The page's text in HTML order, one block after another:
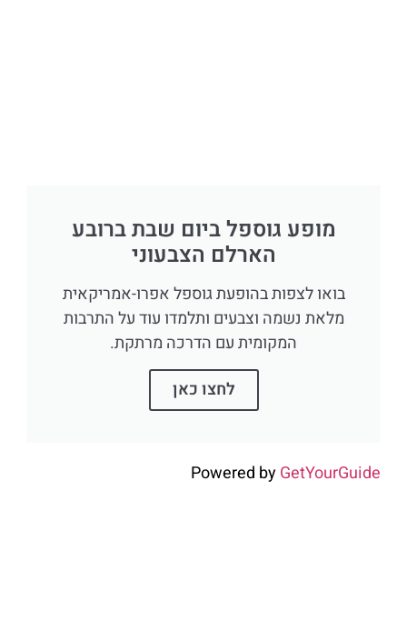
מופע גוספל ביום שבת ברובע
הארלם הצבעוני
בואו לצפות בהופעת גוספל אפרו-אמריקאית
מלאת נשמה וצבעים ותלמדו עוד על התרבות
המקומית עם הדרכה מרתקת.
לחצו כאן
Powered byGetYourGuide